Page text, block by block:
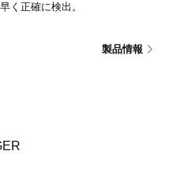
く正確に検出。
製品情報